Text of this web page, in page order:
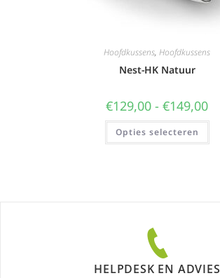
Hoofdkussens, Hoofdkussens
Nest-HK Natuur
€129,00 - €149,00
Opties selecteren
HELPDESK EN ADVIES